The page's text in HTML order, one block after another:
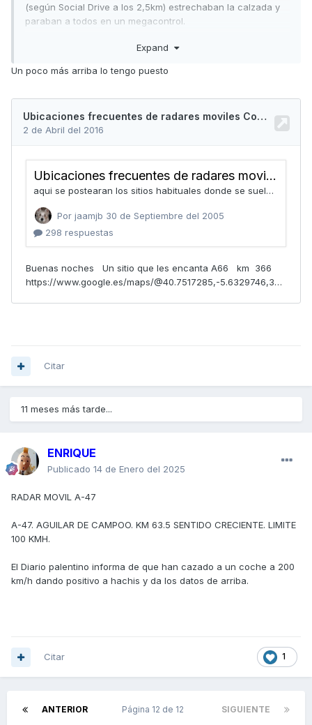
(según Social Drive a los 2,5km) estrechaban la calzada y
paraban a todos en un megacontrol.
tablets. Saturados. Ya no paraban a más.
el detector, levante el pie. Veremos si llega algo.
los he visto mas veces por la zona pero con el trípode no.
Expand
Un poco más arriba lo tengo puesto
Citar
11 meses más tarde...
ENRIQUE
Publicado 14 de Enero del 2025
RADAR MOVIL A-47
A-47. AGUILAR DE CAMPOO. KM 63.5 SENTIDO CRECIENTE. LIMITE
100 KMH.
El Diario palentino informa de que han cazado a un coche a 200
km/h dando positivo a hachis y da los datos de arriba.
1
Citar
ANTERIOR SIGUIENTE
Página 12 de 12